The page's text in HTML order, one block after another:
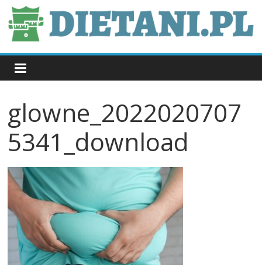
Skip
to
content
dietani.pl
glowne_2022020707
5341_download